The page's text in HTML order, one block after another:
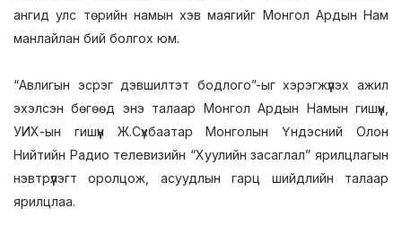
ангид улс төрийн намын хэв маягийг Монгол Ардын Нам
манлайлан бий болгох юм.
“Авлигын эсрэг дэвшилтэт бодлого”-ыг хэрэгжүүлэх ажил
эхэлсэн бөгөөд энэ талаар Монгол Ардын Намын гишүүн,
УИХ-ын гишүүн Ж.Сүхбаатар Монголын Үндэсний Олон
Нийтийн Радио телевизийн “Хуулийн засаглал” ярилцлагын
нэвтрүүлэгт оролцож, асуудлын гарц шийдлийн талаар
ярилцлаа.